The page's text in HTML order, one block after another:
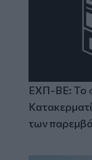
ΕΧΠ-ΒΕ: Το
των